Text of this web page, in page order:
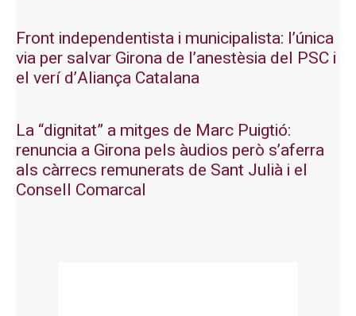
Front independentista i municipalista: l’única
via per salvar Girona de l’anestèsia del PSC i
el verí d’Aliança Catalana
La “dignitat” a mitges de Marc Puigtió:
renuncia a Girona pels àudios però s’aferra
als càrrecs remunerats de Sant Julià i el
Consell Comarcal